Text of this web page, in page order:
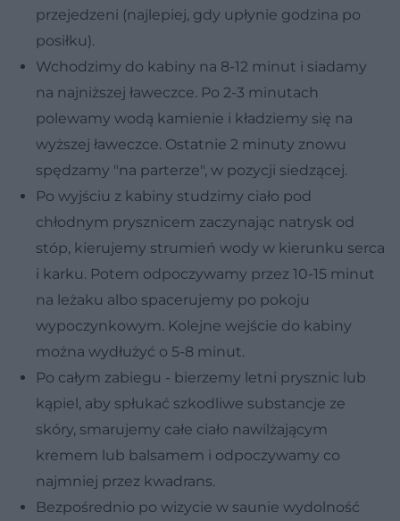
przejedzeni (najlepiej, gdy upłynie godzina po
posiłku).
Wchodzimy do kabiny na 8-12 minut i siadamy
na najniższej ławeczce. Po 2-3 minutach
polewamy wodą kamienie i kładziemy się na
wyższej ławeczce. Ostatnie 2 minuty znowu
spędzamy "na parterze", w pozycji siedzącej.
Po wyjściu z kabiny studzimy ciało pod
chłodnym prysznicem zaczynając natrysk od
stóp, kierujemy strumień wody w kierunku serca
i karku. Potem odpoczywamy przez 10-15 minut
na leżaku albo spacerujemy po pokoju
wypoczynkowym. Kolejne wejście do kabiny
można wydłużyć o 5-8 minut.
Po całym zabiegu - bierzemy letni prysznic lub
kąpiel, aby spłukać szkodliwe substancje ze
skóry, smarujemy całe ciało nawilżającym
kremem lub balsamem i odpoczywamy co
najmniej przez kwadrans.
Bezpośrednio po wizycie w saunie wydolność